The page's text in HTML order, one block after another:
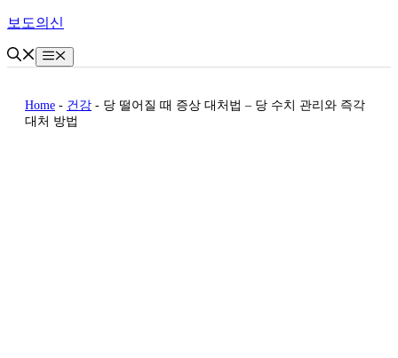
Skip
content
보도의신
Menu
Home - 건강 - 당 떨어질 때 증상 대처법 – 당 수치 관리와 즉각
대처 방법